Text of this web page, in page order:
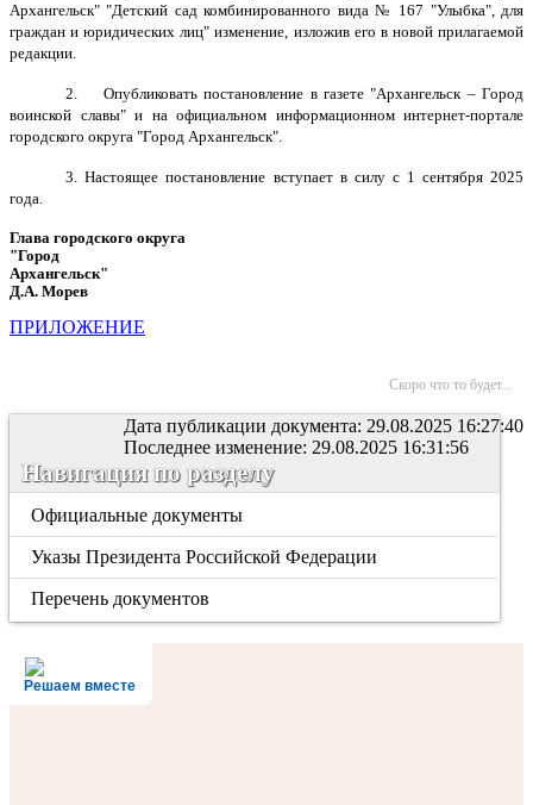
Архангельск" "Детский сад комбинированного вида № 167 "Улыбка", для
граждан и юридических лиц" изменение, изложив его в новой прилагаемой
редакции.
2.
Опубликовать постановление в газете "Архангельск – Город
воинской славы" и на официальном информационном интернет-портале
городского округа "Город Архангельск".
3. Настоящее постановление вступает в силу с 1 сентября 2025
года.
Глава городского округа
"Город
Архангельск"
Д.А. Морев
ПРИЛОЖЕНИЕ
Скоро что то будет...
Дата публикации документа: 29.08.2025 16:27:40
Последнее изменение: 29.08.2025 16:31:56
Навигация по разделу
Официальные документы
Указы Президента Российской Федерации
Перечень документов
Решаем вместе